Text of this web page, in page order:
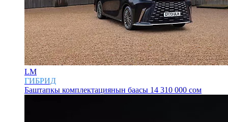
LM
ГИБРИД
Баштапкы комплектациянын баасы 14 310 000 сом